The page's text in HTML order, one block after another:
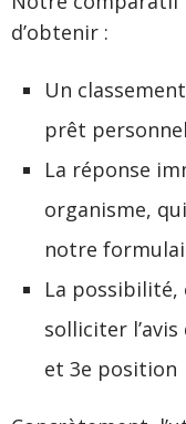
d’obtenir :
Un
prêt
La réponse
organisme,
notre
La possibilité,
solliciter
et 3e position